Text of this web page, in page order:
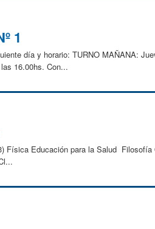
1
día y horario: TURNO MAÑANA:
16.00hs. Con...
Física Educación para la Salud Filosofía